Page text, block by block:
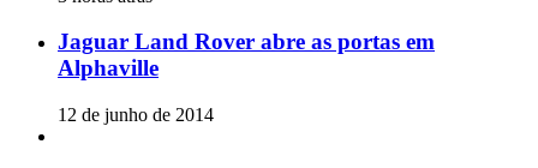
Jaguar Land Rover abre as portas em
Alphaville
12 de junho de 2014